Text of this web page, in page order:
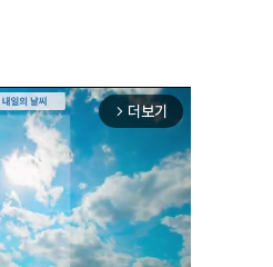
arrow_forward_ios 더보기